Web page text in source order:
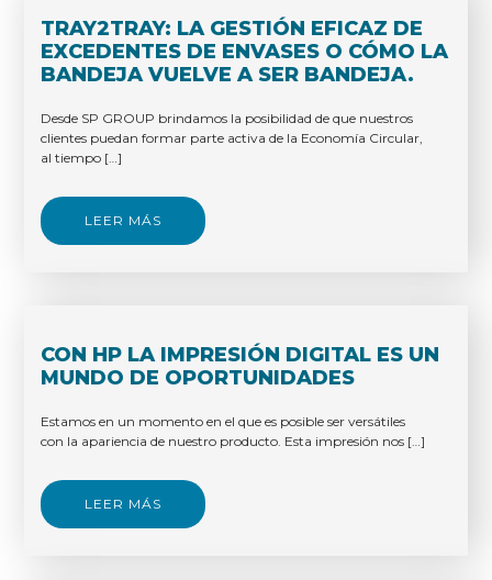
TRAY2TRAY: LA GESTIÓN EFICAZ DE
EXCEDENTES DE ENVASES O CÓMO LA
BANDEJA VUELVE A SER BANDEJA.
Desde SP GROUP brindamos la posibilidad de que nuestros
clientes puedan formar parte activa de la Economía Circular,
al tiempo […]
LEER MÁS
CON HP LA IMPRESIÓN DIGITAL ES UN
MUNDO DE OPORTUNIDADES
Estamos en un momento en el que es posible ser versátiles
con la apariencia de nuestro producto. Esta impresión nos […]
LEER MÁS